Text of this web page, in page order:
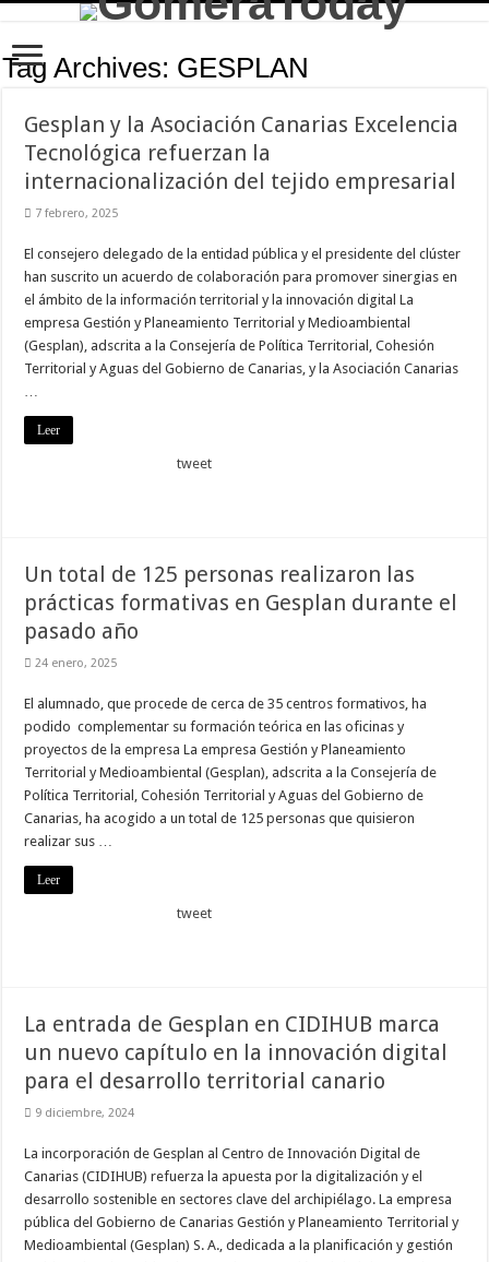
Tag Archives: GESPLAN
Gesplan y la Asociación Canarias Excelencia
Tecnológica refuerzan la
internacionalización del tejido empresarial
7 febrero, 2025
El consejero delegado de la entidad pública y el presidente del clúster
han suscrito un acuerdo de colaboración para promover sinergias en
el ámbito de la información territorial y la innovación digital La
empresa Gestión y Planeamiento Territorial y Medioambiental
(Gesplan), adscrita a la Consejería de Política Territorial, Cohesión
Territorial y Aguas del Gobierno de Canarias, y la Asociación Canarias
…
Leer
tweet
Un total de 125 personas realizaron las
prácticas formativas en Gesplan durante el
pasado año
24 enero, 2025
El alumnado, que procede de cerca de 35 centros formativos, ha
podido complementar su formación teórica en las oficinas y
proyectos de la empresa La empresa Gestión y Planeamiento
Territorial y Medioambiental (Gesplan), adscrita a la Consejería de
Política Territorial, Cohesión Territorial y Aguas del Gobierno de
Canarias, ha acogido a un total de 125 personas que quisieron
realizar sus …
Leer
tweet
La entrada de Gesplan en CIDIHUB marca
un nuevo capítulo en la innovación digital
para el desarrollo territorial canario
9 diciembre, 2024
La incorporación de Gesplan al Centro de Innovación Digital de
Canarias (CIDIHUB) refuerza la apuesta por la digitalización y el
desarrollo sostenible en sectores clave del archipiélago. La empresa
pública del Gobierno de Canarias Gestión y Planeamiento Territorial y
Medioambiental (Gesplan) S. A., dedicada a la planificación y gestión
son
Son
necesarias
para que
web.
Estadísticas
Para que
podamos
mejorar la
funcionalidad
y estructura
de la web, en
se usa la
web.
mejor posible
visita. Si
rechaza estas
cookies,
funcionalidades
de la web.
Marketing
Al compartir tus